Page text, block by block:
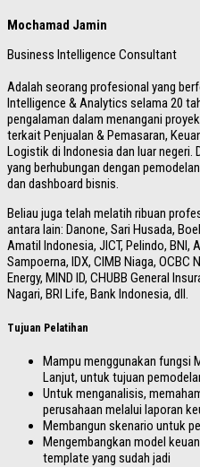
Mochamad Jamin
Business Intelligence Consultant
Adalah seorang profesional yang
Intelligence & Analytics selama 20
pengalaman dalam menangani
terkait Penjualan & Pemasaran,
Logistik di Indonesia dan luar negeri.
yang berhubungan dengan
dan dashboard bisnis.
Beliau juga telah melatih ribuan
antara lain: Danone, Sari Husada,
Amatil Indonesia, JICT, Pelindo, BNI,
Sampoerna, IDX, CIMB Niaga, OCBC
Energy, MIND ID, CHUBB General
Nagari, BRI Life, Bank Indonesia, dll.
Tujuan Pelatihan
Mampu menggunakan fungsi
Lanjut, untuk tujuan
Untuk menganalisis,
perusahaan melalui laporan
Membangun skenario untuk
Mengembangkan model
template yang sudah jadi